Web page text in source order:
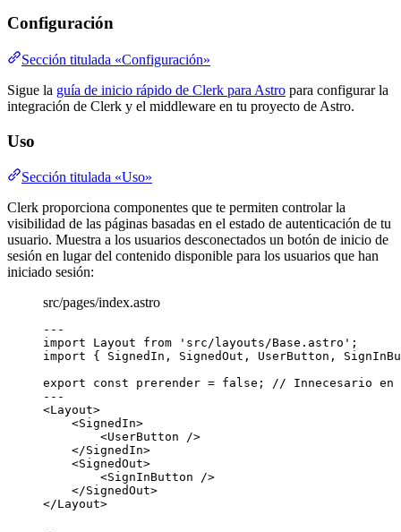
Configuración
Sección titulada «Configuración»
Sigue la guía de inicio rápido de Clerk para Astro para configurar la
integración de Clerk y el middleware en tu proyecto de Astro.
Uso
Sección titulada «Uso»
Clerk proporciona componentes que te permiten controlar la
visibilidad de las páginas basadas en el estado de autenticación de tu
usuario. Muestra a los usuarios desconectados un botón de inicio de
sesión en lugar del contenido disponible para los usuarios que han
iniciado sesión:
src/pages/index.astro
---
import Layout from ' src/layouts/Base.astro ' ;
import { SignedIn, SignedOut, UserButton,
export const prerender = false ; // Innecesario en
---
<Layout>
<SignedIn>
<UserButton />
</SignedIn>
<SignedOut>
<SignInButton />
</SignedOut>
</Layout>